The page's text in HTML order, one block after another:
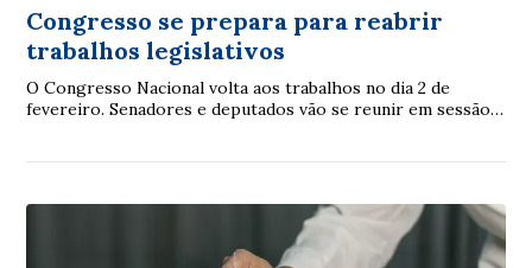
Congresso se prepara para reabrir
trabalhos legislativos
O Congresso Nacional volta aos trabalhos no dia 2 de
fevereiro. Senadores e deputados vão se reunir em sessão